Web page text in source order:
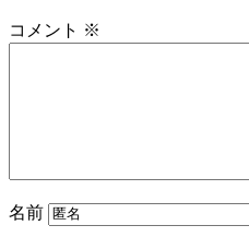
コメント ※
名前